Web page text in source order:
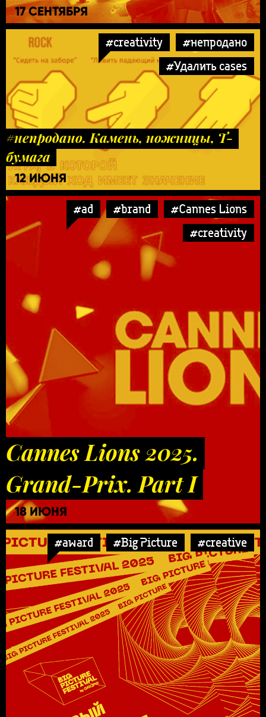
17 СЕНТЯБРЯ
#creativity
#непродано
#Удалить cases
#непродано. Камень, ножницы, Т-
бумага
12 ИЮНЯ
#ad #brand
#Cannes Lions
#creativity
Cannes Lions 2025.
Grand-Prix. Part I
18 ИЮНЯ
#award #Big Picture #creative